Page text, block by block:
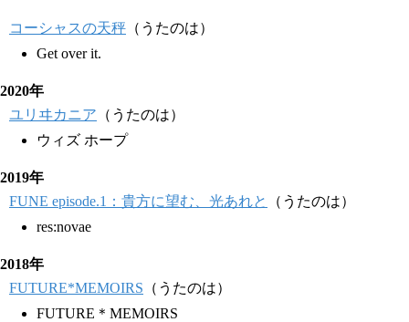
コーシャスの天秤 （うたのは）
Get over it.
2020年
ユリヰカニア （うたのは）
ウィズ ホープ
2019年
FUNE episode.1：貴方に望む、光あれと
（うたのは）
res:novae
2018年
FUTURE*MEMOIRS （うたのは）
FUTURE＊MEMOIRS